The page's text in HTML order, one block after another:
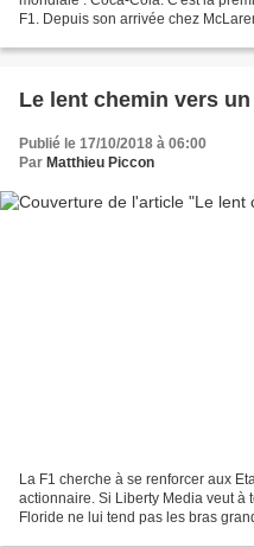
F1. Depuis son arrivée chez
Le lent chemin vers
Publié le 17/10/2018 à 06:00
Par Matthieu Piccon
La F1 cherche à se renforcer aux
actionnaire. Si Liberty Media veut à
Floride ne lui tend pas les bras